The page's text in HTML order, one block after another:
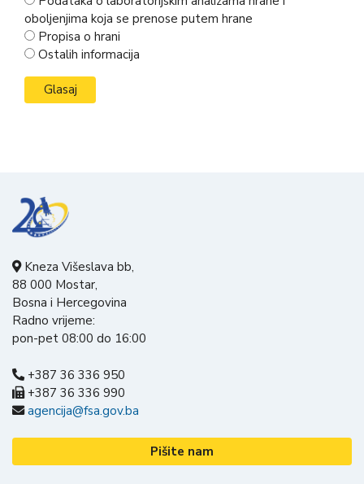
oboljenjima koja se prenose putem hrane
Propisa o hrani
Ostalih informacija
Kneza Višeslava bb,
88 000 Mostar,
Bosna i Hercegovina
Radno vrijeme:
pon-pet 08:00 do 16:00
+387 36 336 950
+387 36 336 990
agencija@fsa.gov.ba
Pišite nam